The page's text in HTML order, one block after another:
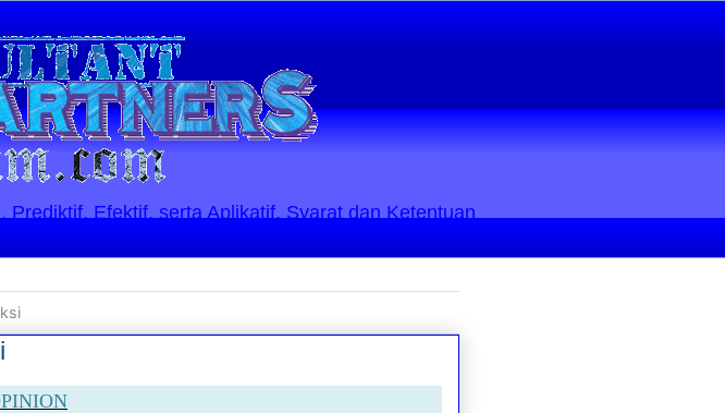
Efektif, serta Aplikatif. Syarat dan Ketentuan